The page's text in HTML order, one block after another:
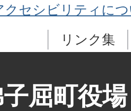
クセシビリティに
リンク集
屈町役場